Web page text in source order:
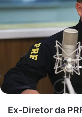
Ex-Diretor da